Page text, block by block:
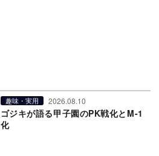
趣味・実用 2026.08.10
ゴジキが語る甲子園のPK戦化とM-1
化